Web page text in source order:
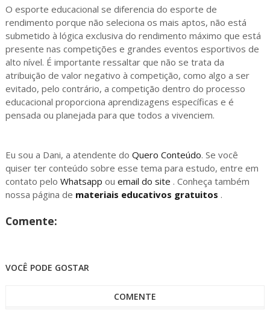
O esporte educacional se diferencia do esporte de
rendimento porque não seleciona os mais aptos, não está
submetido à lógica exclusiva do rendimento máximo que está
presente nas competições e grandes eventos esportivos de
alto nível. É importante ressaltar que não se trata da
atribuição de valor negativo à competição, como algo a ser
evitado, pelo contrário, a competição dentro do processo
educacional proporciona aprendizagens específicas e é
pensada ou planejada para que todos a vivenciem.
Eu sou a Dani, a atendente do Quero Conteúdo. Se você
quiser ter conteúdo sobre esse tema para estudo, entre em
contato pelo Whatsapp ou email do site . Conheça também
nossa página de materiais educativos gratuitos .
Comente:
VOCÊ PODE GOSTAR
COMENTE